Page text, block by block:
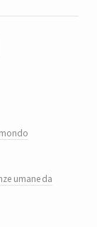
umane da